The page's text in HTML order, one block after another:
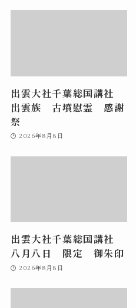
出雲大社千葉総国講社
出雲族 古墳慰霊 感謝
祭
2026年8月8日
出雲大社千葉総国講社
八月八日 限定 御朱印
2026年8月8日